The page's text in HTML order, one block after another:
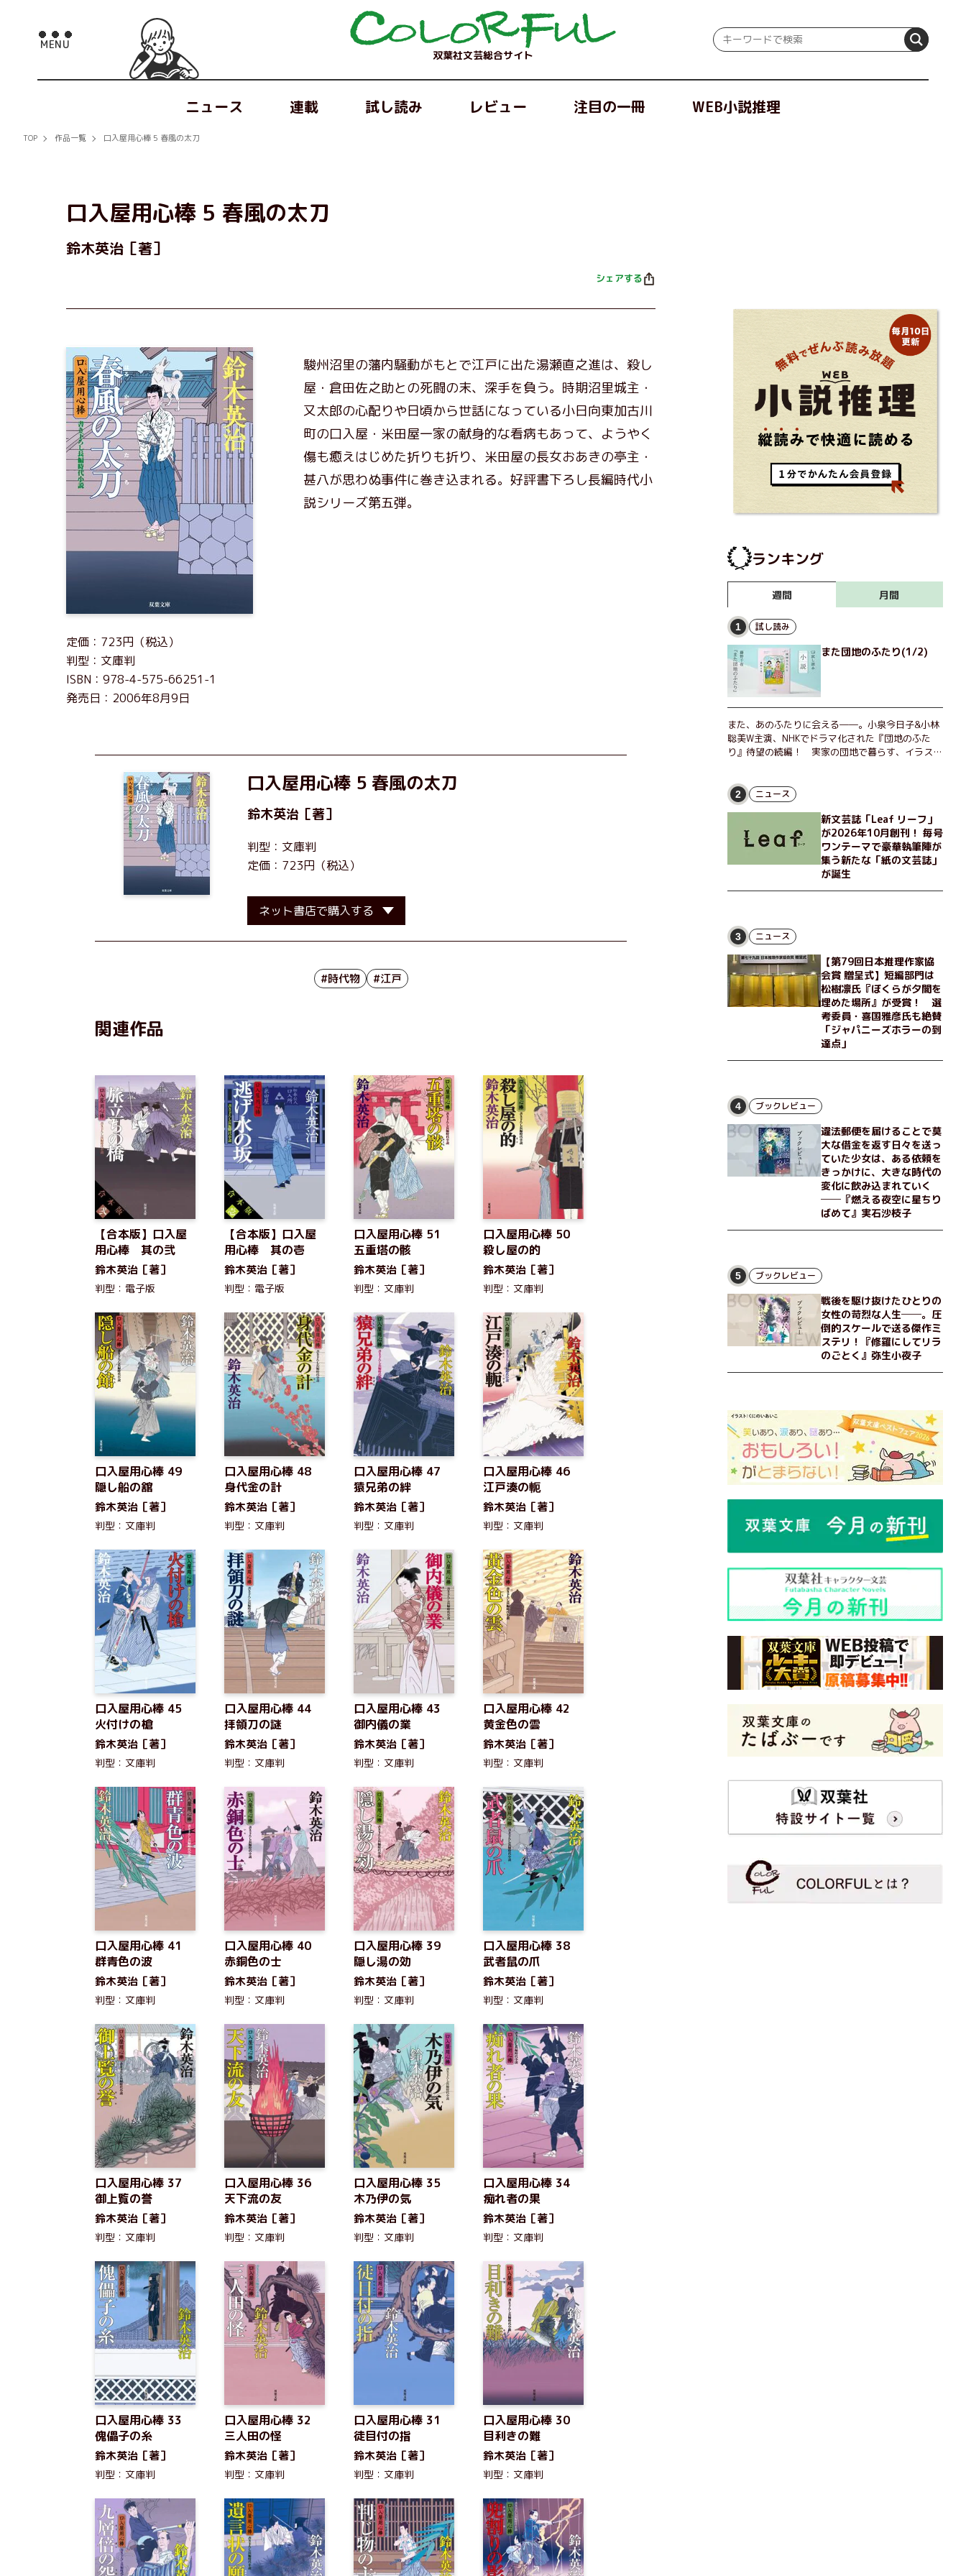
双葉社文芸総合サイト
ニュース 連載 試し読み レビュー 注目の一冊 WEB小説推理
TOP 作品一覧 口入屋用心棒 5 春風の太刀
口入屋用心棒 5 春風の太刀
鈴木英治［著］
シェアする
定価：723円（税込）
判型：文庫判
ISBN：978-4-575-66251-1
発売日：2006年8月9日
駿州沼里の藩内騒動がもとで江戸に出た湯瀬直之進は、殺し
屋・倉田佐之助との死闘の末、深手を負う。時期沼里城主・
又太郎の心配りや日頃から世話になっている小日向東加古川
町の口入屋・米田屋一家の献身的な看病もあって、ようやく
傷も癒えはじめた折りも折り、米田屋の長女おあきの亭主・
甚八が思わぬ事件に巻き込まれる。好評書下ろし長編時代小
説シリーズ第五弾。
口入屋用心棒 5 春風の太刀
鈴木英治 ［著］
判型：文庫判
定価：723円（税込）
ネット書店で購入する
#時代物 #江戸
関連作品
【合本版】口入屋
用心棒 其の弐
鈴木英治［著］
判型：電子版
【合本版】口入屋
用心棒 其の壱
鈴木英治［著］
判型：電子版
口入屋用心棒 51
五重塔の骸
鈴木英治［著］
判型：文庫判
口入屋用心棒 50
殺し屋の的
鈴木英治［著］
判型：文庫判
口入屋用心棒 49
隠し船の舘
鈴木英治［著］
判型：文庫判
口入屋用心棒 48
身代金の計
鈴木英治［著］
判型：文庫判
口入屋用心棒 47
猿兄弟の絆
鈴木英治［著］
判型：文庫判
口入屋用心棒 46
江戸湊の軛
鈴木英治［著］
判型：文庫判
口入屋用心棒 45
火付けの槍
鈴木英治［著］
判型：文庫判
口入屋用心棒 44
拝領刀の謎
鈴木英治［著］
判型：文庫判
口入屋用心棒 43
御内儀の業
鈴木英治［著］
判型：文庫判
口入屋用心棒 42
黄金色の雲
鈴木英治［著］
判型：文庫判
口入屋用心棒 41
群青色の波
鈴木英治［著］
判型：文庫判
口入屋用心棒 40
赤銅色の士
鈴木英治［著］
判型：文庫判
口入屋用心棒 39
隠し湯の効
鈴木英治［著］
判型：文庫判
口入屋用心棒 38
武者鼠の爪
鈴木英治［著］
判型：文庫判
口入屋用心棒 37
御上覧の誉
鈴木英治［著］
判型：文庫判
口入屋用心棒 36
天下流の友
鈴木英治［著］
判型：文庫判
口入屋用心棒 35
木乃伊の気
鈴木英治［著］
判型：文庫判
口入屋用心棒 34
痴れ者の果
鈴木英治［著］
判型：文庫判
口入屋用心棒 33
傀儡子の糸
鈴木英治［著］
判型：文庫判
口入屋用心棒 32
三人田の怪
鈴木英治［著］
判型：文庫判
口入屋用心棒 31
徒目付の指
鈴木英治［著］
判型：文庫判
口入屋用心棒 30
目利きの難
鈴木英治［著］
判型：文庫判
ランキング
週間 月間
1 試し読み
また団地のふたり(1/2)
また、あのふたりに会える――。小泉今日子&小林
聡美W主演、NHKでドラマ化された『団地のふた
り』待望の続編！ 実家の団地で暮らす、イラスト
ょっとした贅沢を楽しんだり、近所のおばちゃんの
恋バナを聞いてあげたり、部屋でふたりだけの「台
湾映画祭」を催したり。50代独身、幼なじみの変
わらぬ友情とささやかな幸せの日々を描く。
2 ニュース
新文芸誌「Leaf リーフ」
が2026年10月創刊！ 毎号
ワンテーマで豪華執筆陣が
集う新たな「紙の文芸誌」
が誕生
3 ニュース
【第79回日本推理作家協
会賞 贈呈式】短編部門は
松樹凛氏『ぼくらが夕闇を
埋めた場所』が受賞！ 選
考委員・喜国雅彦氏も絶賛
「ジャパニーズホラーの到
達点」
4 ブックレビュー
違法郵便を届けることで莫
大な借金を返す日々を送っ
ていた少女は、ある依頼を
きっかけに、大きな時代の
変化に飲み込まれていく
──『燃える夜空に星ちり
ばめて』実石沙枝子
5 ブックレビュー
戦後を駆け抜けたひとりの
女性の苛烈な人生──。圧
倒的スケールで送る傑作ミ
ステリ！『修羅にしてリラ
のごとく』弥生小夜子